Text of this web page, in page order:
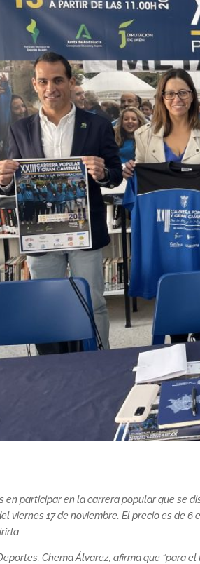
en participar en la carrera popular que se
viernes 17 de noviembre. El precio es de
Chema Álvarez, afirma que “para